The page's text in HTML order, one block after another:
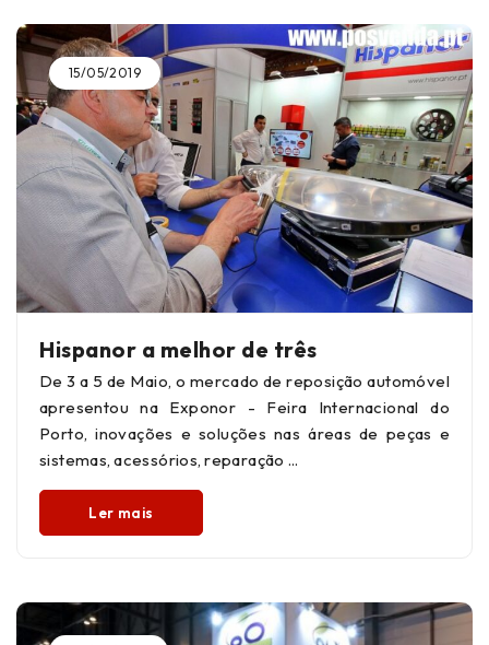
15/05/2019
Hispanor a melhor de três
De 3 a 5 de Maio, o mercado de reposição automóvel
apresentou na Exponor - Feira Internacional do
Porto, inovações e soluções nas áreas de peças e
sistemas, acessórios, reparação
Ler mais